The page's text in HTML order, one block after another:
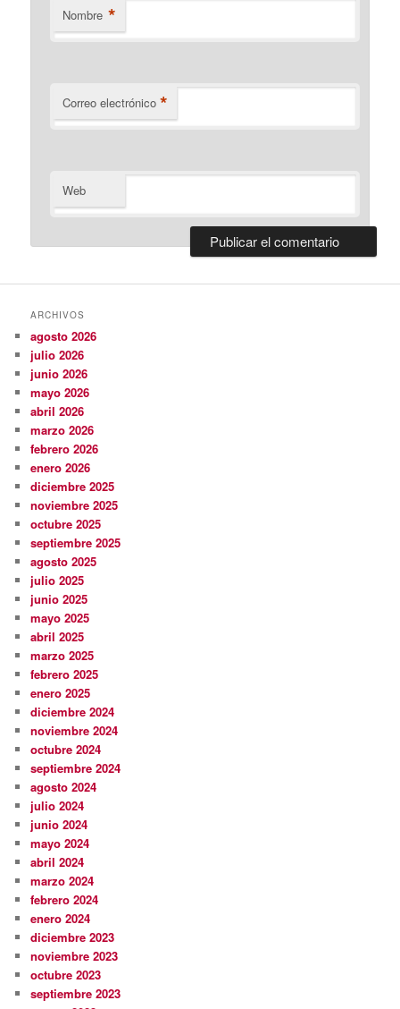
Nombre *
Correo electrónico *
Web
ARCHIVOS
agosto 2026
julio 2026
junio 2026
mayo 2026
abril 2026
marzo 2026
febrero 2026
enero 2026
diciembre 2025
noviembre 2025
octubre 2025
septiembre 2025
agosto 2025
julio 2025
junio 2025
mayo 2025
abril 2025
marzo 2025
febrero 2025
enero 2025
diciembre 2024
noviembre 2024
octubre 2024
septiembre 2024
agosto 2024
julio 2024
junio 2024
mayo 2024
abril 2024
marzo 2024
febrero 2024
enero 2024
diciembre 2023
noviembre 2023
octubre 2023
septiembre 2023